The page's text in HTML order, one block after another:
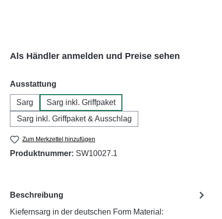
Als Händler anmelden und Preise sehen
Ausstattung
Sarg
Sarg inkl. Griffpaket
Sarg inkl. Griffpaket & Ausschlag
Zum Merkzettel hinzufügen
Produktnummer: SW10027.1
Beschreibung
Kiefernsarg in der deutschen Form Material: